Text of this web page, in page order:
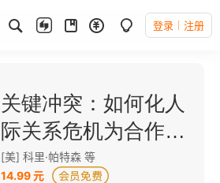
登录 注册
关键冲突：如何化人
际关系危机为合作共
赢（原书第2版）
[美] 科里·帕特森 等
14.99 元